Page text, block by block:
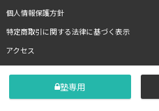
個人情報保護方針
特定商取引に関する法律に基づく表示
アクセス
塾専用